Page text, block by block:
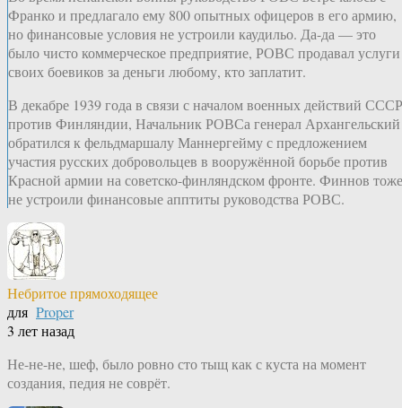
Франко и предлагало ему 800 опытных офицеров в его армию,
но финансовые условия не устроили каудильо. Да-да — это
было чисто коммерческое предприятие, РОВС продавал услуги
своих боевиков за деньги любому, кто заплатит.
В декабре 1939 года в связи с началом военных действий СССР
против Финляндии, Начальник РОВСа генерал Архангельский
обратился к фельдмаршалу Маннергейму с предложением
участия русских добровольцев в вооружённой борьбе против
Красной армии на советско-финляндском фронте. Финнов тоже
не устроили финансовые апптиты руководства РОВС.
Небритое прямоходящее
для Proper
3 лет назад
Не-не-не, шеф, было ровно сто тыщ как с куста на момент
создания, педия не соврёт.